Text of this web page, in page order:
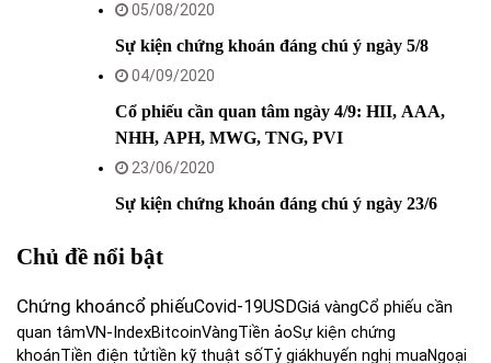
05/08/2020
Sự kiện chứng khoán đáng chú ý ngày 5/8
04/09/2020
Cổ phiếu cần quan tâm ngày 4/9: HII, AAA,
NHH, APH, MWG, TNG, PVI
23/06/2020
Sự kiện chứng khoán đáng chú ý ngày 23/6
Chủ đề nổi bật
Chứng khoáncổ phiếuCovid-19USDGiá vàngCổ phiếu cần
quan tâmVN-IndexBitcoinVàngTiền ảoSự kiện chứng
khoánTiền điện tửtiền kỹ thuật sốTỷ giákhuyến nghị muaNgoại